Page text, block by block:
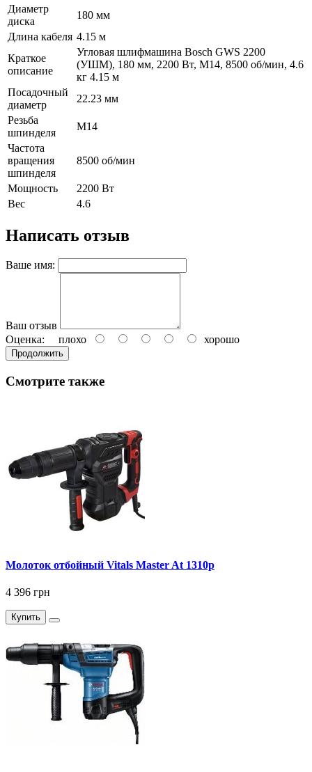
Диаметр
диска
180 мм
Длина кабеля 4.15 м
Краткое
описание
Угловая шлифмашина Bosch GWS 2200
(УШМ), 180 мм, 2200 Вт, М14, 8500 об/мин, 4.6
кг 4.15 м
Посадочный
диаметр
22.23 мм
Резьба
шпинделя
М14
Частота
вращения
шпинделя
8500 об/мин
Мощность
2200 Вт
Вес
4.6
Написать отзыв
Ваше имя:
Ваш отзыв
Оценка: плохо хорошо
Продолжить
Смотрите также
Молоток отбойный Vitals Master At 1310p
4 396 грн
Купить